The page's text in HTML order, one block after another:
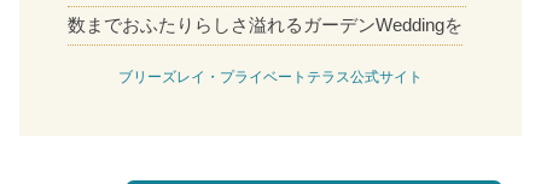
数までおふたりらしさ溢れるガーデンWeddingを
ブリーズレイ・プライベートテラス公式サイト